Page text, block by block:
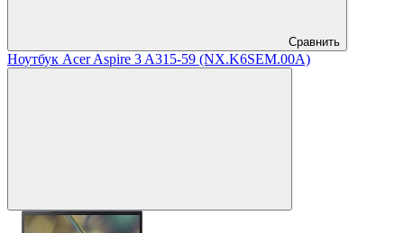
Сравнить
Ноутбук Acer Aspire 3 A315-59 (NX.K6SEM.00A)